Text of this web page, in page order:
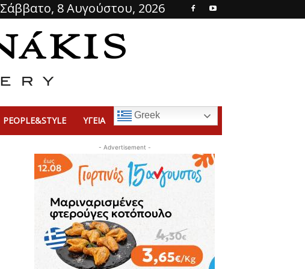
Σάββατο, 8 Αυγούστου, 2026
PEOPLE&STYLE ΥΓΕΙΑ Greek
- Advertisement -